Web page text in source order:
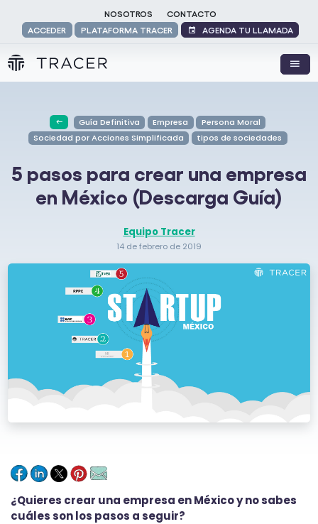
NOSOTROS
CONTACTO
ACCEDER
PLATAFORMA TRACER AGENDA TU LLAMADA
Guía Definitiva Empresa
Persona Moral
Sociedad por Acciones Simplificada
tipos de sociedades
5 pasos para crear una empresa
en México (Descarga Guía)
Equipo Tracer
14 de febrero de 2019
¿Quieres crear una empresa en México y no sabes
cuáles son los pasos a seguir?